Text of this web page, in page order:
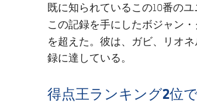
既に知られているこの10番の
この記録を手にしたボジャン
を超えた。彼は、 ガビ、リオ
録に達している。
得点王ランキング2位